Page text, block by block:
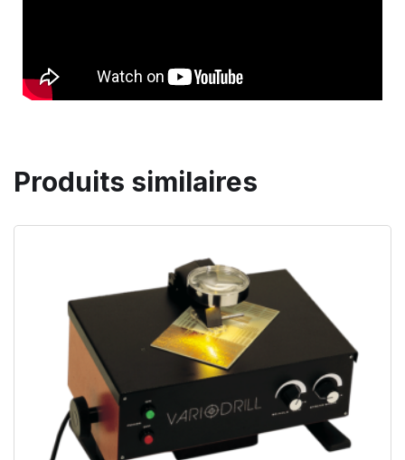
Produits similaires